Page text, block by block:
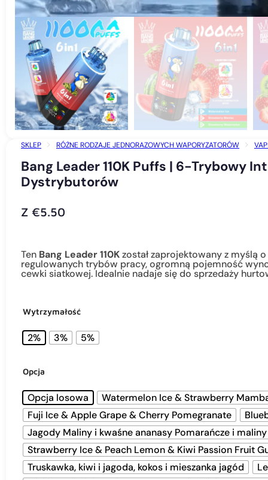
SKLEP RÓŻNE RODZAJE JEDNORAZOWYCH WAPORYZATORÓW
Bang Leader 110K Puffs | 6-Trybowy
Dystrybutorów
Z €5.50
Ten Bang Leader 110Kzostał zaprojektowany z
regulowanych trybów pracy, ogromną pojemność
cewki siatkowej. Idealnie nadaje się do sprzedaży
Wytrzymałość
2% 3% 5%
Opcja
Opcja losowa
Watermelon Ice & Strawberry
Fuji Ice & Apple Grape & Cherry Pomegranate
Jagody Maliny i kwaśne ananasy Pomarańcze i
Strawberry Ice & Peach Lemon & Kiwi Passion Fruit
Truskawka, kiwi i jagoda, kokos i mieszanka jagód